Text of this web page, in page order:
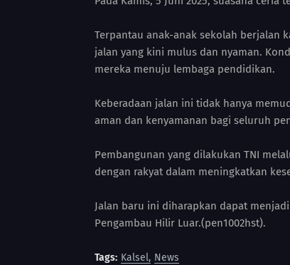
Terpantau anak-anak sekolah berjalan
jalan yang kini mulus dan nyaman.
mereka menuju lembaga pendidikan.
Keberadaan jalan ini tidak hanya
aman dan kenyamanan bagi seluruh
Pembangunan yang dilakukan TNI
dengan rakyat dalam meningkatkan
Jalan baru ini diharapkan dapat
Pengambau Hilir Luar.(pen1002hst).
Tags: Kalsel News